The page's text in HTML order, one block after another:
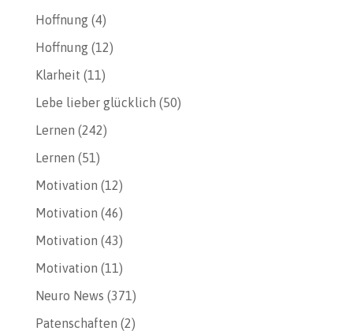
Hoffnung(4)
Hoffnung(12)
Klarheit (11)
Lebe lieber glücklich (50)
Lernen (242)
Lernen (51)
Motivation (12)
Motivation (46)
Motivation (43)
Motivation (11)
Neuro News (371)
Patenschaften (2)